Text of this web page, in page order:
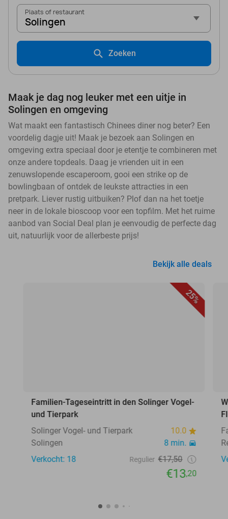
Plaats of restaurant
Solingen
Zoeken
Maak je dag nog leuker met een uitje in
Solingen en omgeving
Wat maakt een fantastisch Chinees diner nog beter? Een
voordelig dagje uit! Maak je bezoek aan Solingen en
omgeving extra speciaal door je etentje te combineren met
onze andere topdeals. Daag je vrienden uit in een
zenuwslopende escaperoom, gooi een strike op de
bowlingbaan of ontdek de leukste attracties in een
pretpark. Liever rustig uitbuiken? Plof dan na het toetje
neer in de lokale bioscoop voor een topfilm. Met het ruime
aanbod van Social Deal plan je eenvoudig de perfecte dag
uit, natuurlijk voor de allerbeste prijs!
Bekijk alle deals
25%
Familien-Tageseintritt in den Solinger Vogel-
und Tierpark
Solinger Vogel- und Tierpark
10.0
Solingen
8 min.
Verkocht: 18
Regulier €17,50
€13,20